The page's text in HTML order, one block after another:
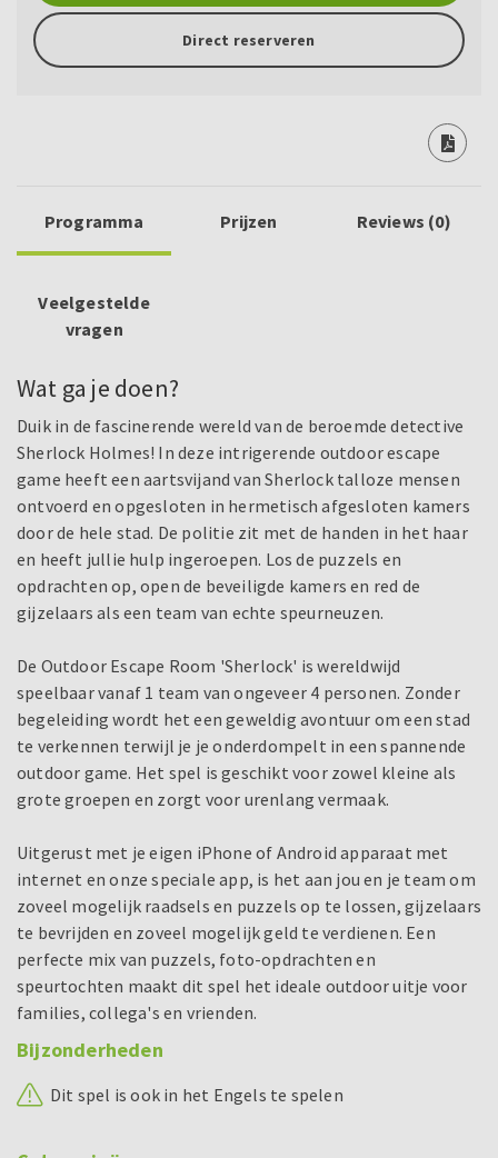
Direct reserveren
Programma Prijzen Reviews (0)
Veelgestelde
vragen
Wat ga je doen?
Duik in de fascinerende wereld van de beroemde detective
Sherlock Holmes! In deze intrigerende outdoor escape
game heeft een aartsvijand van Sherlock talloze mensen
ontvoerd en opgesloten in hermetisch afgesloten kamers
door de hele stad. De politie zit met de handen in het haar
en heeft jullie hulp ingeroepen. Los de puzzels en
opdrachten op, open de beveiligde kamers en red de
gijzelaars als een team van echte speurneuzen.
De Outdoor Escape Room 'Sherlock' is wereldwijd
speelbaar vanaf 1 team van ongeveer 4 personen. Zonder
begeleiding wordt het een geweldig avontuur om een stad
te verkennen terwijl je je onderdompelt in een spannende
outdoor game. Het spel is geschikt voor zowel kleine als
grote groepen en zorgt voor urenlang vermaak.
Uitgerust met je eigen iPhone of Android apparaat met
internet en onze speciale app, is het aan jou en je team om
zoveel mogelijk raadsels en puzzels op te lossen, gijzelaars
te bevrijden en zoveel mogelijk geld te verdienen. Een
perfecte mix van puzzels, foto-opdrachten en
speurtochten maakt dit spel het ideale outdoor uitje voor
families, collega's en vrienden.
Bijzonderheden
Dit spel is ook in het Engels te spelen